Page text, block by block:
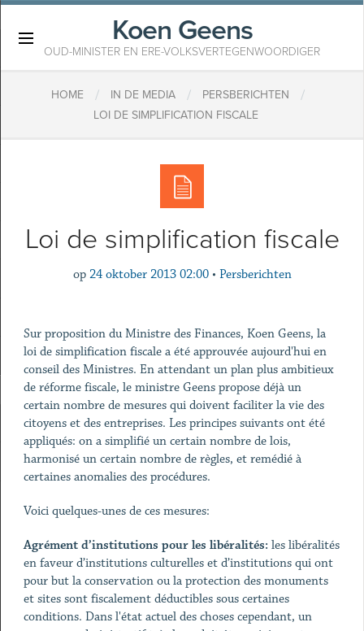
Koen Geens
OUD-MINISTER EN ERE-VOLKSVERTEGENWOORDIGER
HOME / IN DE MEDIA / PERSBERICHTEN /
LOI DE SIMPLIFICATION FISCALE
Loi de simplification fiscale
op 24 oktober 2013 02:00 • Persberichten
Sur proposition du Ministre des Finances, Koen Geens, la
loi de simplification fiscale a été approuvée aujourd'hui en
conseil des Ministres. En attendant un plan plus ambitieux
de réforme fiscale, le ministre Geens propose déjà un
certain nombre de mesures qui doivent faciliter la vie des
citoyens et des entreprises. Les principes suivants ont été
appliqués: on a simplifié un certain nombre de lois,
harmonisé un certain nombre de règles, et remédié à
certaines anomalies des procédures.
Voici quelques-unes de ces mesures:
Agrément d’institutions pour les libéralités: les libéralités
en faveur d’institutions culturelles et d’institutions qui ont
pour but la conservation ou la protection des monuments
et sites sont fiscalement déductibles sous certaines
conditions. Dans l'état actuel des choses cependant, un